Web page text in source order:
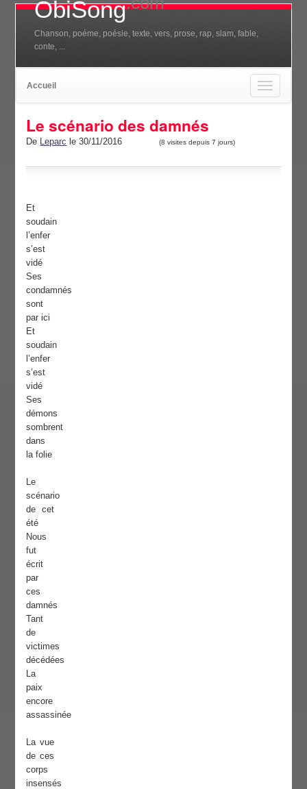
ObiSong
Chanson, poéme, poésie, texte, vers, prose, rap, slam, fable,
conte, ...
Toggle
navigation
Accueil
Le scénario des damnés
De Leparc le 30/11/2016 (8 visites depuis 7 jours)
Et
soudain
l’enfer
s’est
vidé
Ses
condamnés
sont
par ici
Et
soudain
l’enfer
s’est
vidé
Ses
démons
sombrent
dans
la folie
Le
scénario
de cet
été
Nous
fut
écrit
par
ces
damnés
Tant
de
victimes
décédées
La
paix
encore
assassinée
La vue
de ces
corps
insensés